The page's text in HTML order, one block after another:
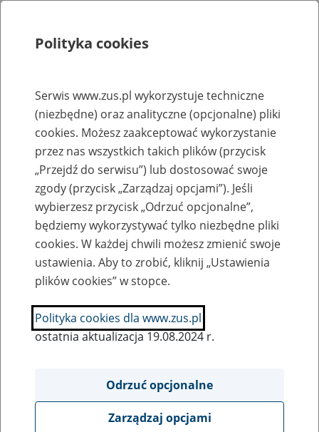
Rejestry, ewidencje i archiwa
Baza zlikwidowanych lub
przekształconych zakładów pracy
Nazwa zakładu pracy:
SZUKAJ
Ukryj wszystkie pozycje bazy
Polityka cookies
Serwis www.zus.pl wykorzystuje techniczne
(niezbędne) oraz analityczne (opcjonalne) pliki
cookies. Możesz zaakceptować wykorzystanie
przez nas wszystkich takich plików (przycisk
„Przejdź do serwisu”) lub dostosować swoje
zgody (przycisk „Zarządzaj opcjami”). Jeśli
wybierzesz przycisk „Odrzuć opcjonalne”,
będziemy wykorzystywać tylko niezbędne pliki
cookies. W każdej chwili możesz zmienić swoje
ustawienia. Aby to zrobić, kliknij „Ustawienia
plików cookies” w stopce.
Polityka cookies dla www.zus.pl
ostatnia aktualizacja 19.08.2024 r.
Odrzuć opcjonalne
Zarządzaj opcjami